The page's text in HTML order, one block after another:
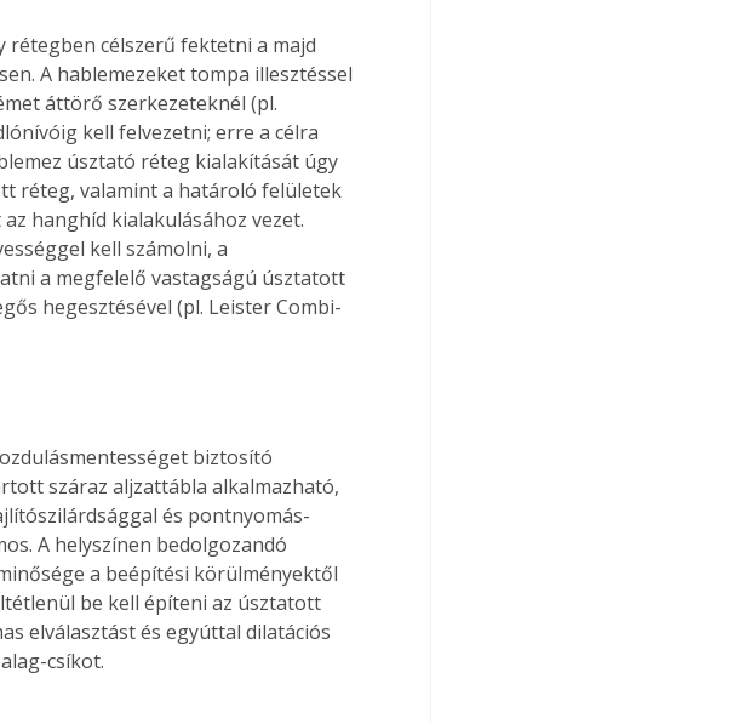
rétegben célszerű fektetni a majd
A hablemezeket tompa illesztéssel
áttörő szerkezeteknél (pl.
kell felvezetni; erre a célra
úsztató réteg kialakítását úgy
réteg, valamint a határoló felületek
hanghíd kialakulásához vezet.
kell számolni, a
a megfelelő vastagságú úsztatott
hegesztésével (pl. Leister Combi-
biztosító
száraz aljzattábla alkalmazható,
és pontnyomás-
A helyszínen bedolgozandó
a beépítési körülményektől
be kell építeni az úsztatott
elválasztást és egyúttal dilatációs
csíkot.